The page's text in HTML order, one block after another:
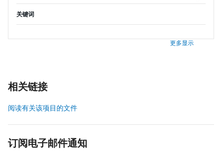
关键词
更多显示
相关链接
阅读有关该项目的文件
订阅电子邮件通知